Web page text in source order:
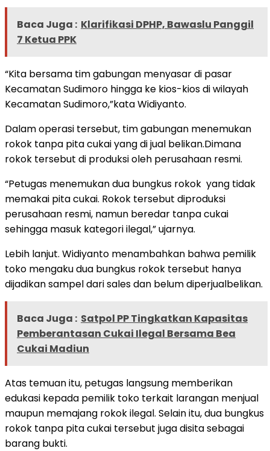
Baca Juga : Klarifikasi DPHP, Bawaslu Panggil
7 Ketua PPK
“Kita bersama tim gabungan menyasar di pasar
Kecamatan Sudimoro hingga ke kios-kios di wilayah
Kecamatan Sudimoro,”kata Widiyanto.
Dalam operasi tersebut, tim gabungan menemukan
rokok tanpa pita cukai yang di jual belikan.Dimana
rokok tersebut di produksi oleh perusahaan resmi.
“Petugas menemukan dua bungkus rokok yang tidak
memakai pita cukai. Rokok tersebut diproduksi
perusahaan resmi, namun beredar tanpa cukai
sehingga masuk kategori ilegal,” ujarnya.
Lebih lanjut. Widiyanto menambahkan bahwa pemilik
toko mengaku dua bungkus rokok tersebut hanya
dijadikan sampel dari sales dan belum diperjualbelikan.
Baca Juga : Satpol PP Tingkatkan Kapasitas
Pemberantasan Cukai Ilegal Bersama Bea
Cukai Madiun
Atas temuan itu, petugas langsung memberikan
edukasi kepada pemilik toko terkait larangan menjual
maupun memajang rokok ilegal. Selain itu, dua bungkus
rokok tanpa pita cukai tersebut juga disita sebagai
barang bukti.